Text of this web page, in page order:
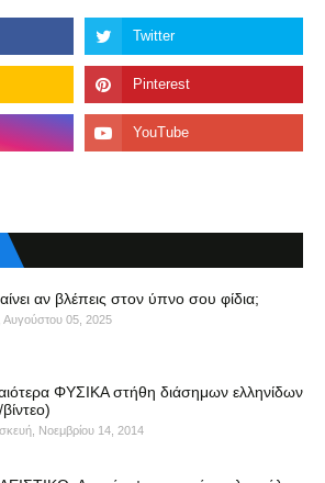
αν βλέπεις στον ύπνο σου φίδια;
Αυγούστου 05, 2025
ΦΥΣΙΚΑ στήθη διάσημων ελληνίδων
Νοεμβρίου 14, 2014